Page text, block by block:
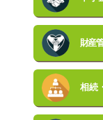
財産
相続